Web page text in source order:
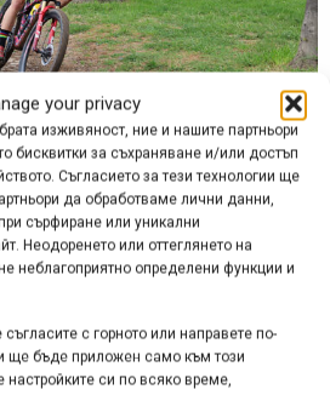
your privacy
изживяност, ние и нашите партньори
бисквитки за съхраняване и/или достъп
Съгласието за тези технологии ще
да обработваме лични данни,
сърфиране или уникални
Неодоренето или оттеглянето на
неблагоприятно определени функции и
с горното или направете по-
ще бъде приложен само към този
си по всяко време,
да постигне представителят на
отбор „SRT” Виктор Енев, който
за 1 час 14 минути и 54
от близо 6 минути пред
заслужено грабна златото в
а трети остана Михаил